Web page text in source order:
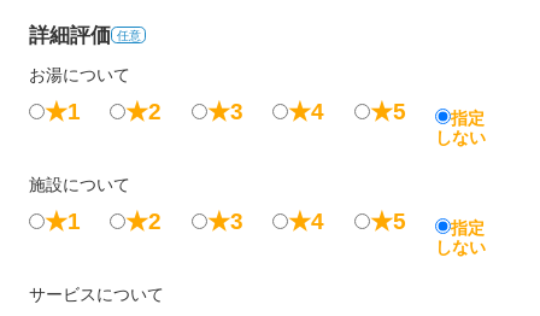
詳細評価 任意
お湯について
★1 ★2 ★3 ★4 ★5
指定
しない
施設について
★1 ★2 ★3 ★4 ★5
指定
しない
サービスについて